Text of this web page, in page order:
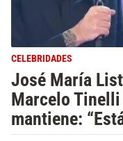
CELEBRIDADES
José María
Marcelo
mantiene: